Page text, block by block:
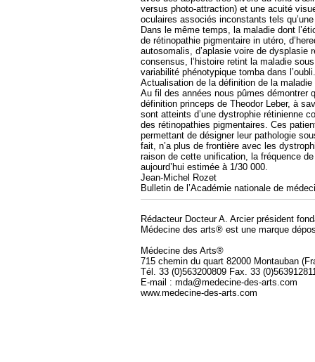
versus photo-attraction) et une acuité
oculaires associés inconstants tels
Dans le même temps, la maladie dont
de rétinopathie pigmentaire in utéro,
autosomalis, d’aplasie voire de dysplasie
consensus, l’histoire retint la maladie
variabilité phénotypique tomba dans l’oubli.
Actualisation de la définition de la maladie
Au fil des années nous pûmes démontrer
définition princeps de Theodor Leber, à
sont atteints d’une dystrophie rétinienne
des rétinopathies pigmentaires. Ces
permettant de désigner leur pathologie
fait, n’a plus de frontière avec les
raison de cette unification, la fréquence
aujourd’hui estimée à 1/30 000.
Jean-Michel Rozet
Bulletin de l’Académie nationale de
Rédacteur Docteur A. Arcier président
Médecine des arts® est une marque
Médecine des Arts®
715 chemin du quart 82000 Montauban
Tél. 33 (0)563200809 Fax. 33
E-mail : mda@medecine-des-arts.com
www.medecine-des-arts.com